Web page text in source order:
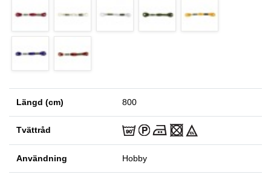
Längd (cm) 800
Tvättråd
Användning Hobby